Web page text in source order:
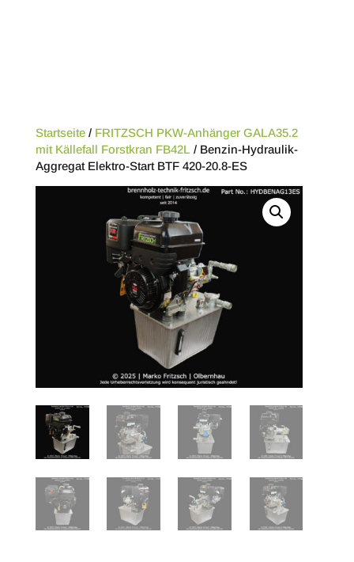
Startseite/ FRITZSCH PKW-Anhänger GALA35.2
mit Källefall Forstkran FB42L / Benzin-Hydraulik-
Aggregat Elektro-Start BTF 420-20.8-ES